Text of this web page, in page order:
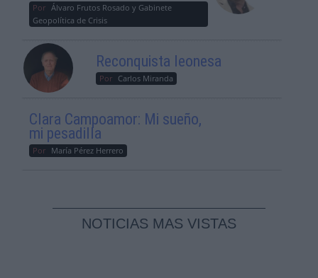
Por Álvaro Frutos Rosado y Gabinete
Geopolítica de Crisis
Reconquista leonesa
Por Carlos Miranda
Clara Campoamor: Mi sueño,
mi pesadilla
Por María Pérez Herrero
NOTICIAS MAS VISTAS